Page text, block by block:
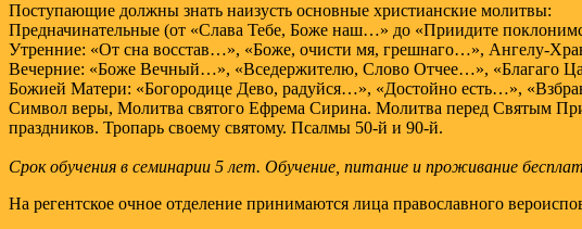
Поступающие должны знать наизусть основные христианские молитвы:
Предначинательные (от «Слава Тебе, Боже наш…» до «Приидите
Утренние: «От сна восстав…», «Боже, очисти мя, грешнаго…», Ангелу-
Вечерние: «Боже Вечный…», «Вседержителю, Слово Отчее…», «Благаго
Божией Матери: «Богородице Дево, радуйся…», «Достойно есть…»,
Символ веры, Молитва святого Ефрема Сирина. Молитва перед Святым
праздников. Тропарь своему святому. Псалмы 50-й и 90-й.
Срок обучения в семинарии 5 лет. Обучение, питание и проживание
На регентское очное отделение принимаются лица православного